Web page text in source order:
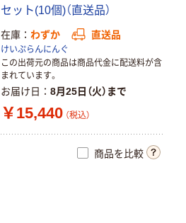
セット(10個)（直送品）
在庫 わずか 直送品
けいぷらんにんぐ
この出荷元の商品は商品代金に配送料が含
まれています。
お届け日 8月25日（火）まで
￥15,440 （税込）
商品を比較